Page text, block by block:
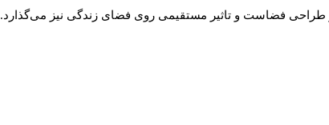
طراحی فضاست و تاثیر مستقیمی روی فضای زندگی نیز می‌گذارد.